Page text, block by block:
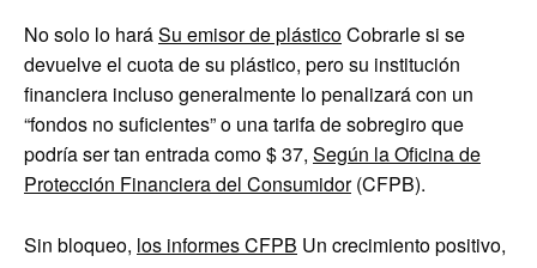
No solo lo haráSu emisor de plásticoCobrarle si se
devuelve el cuota de su plástico, pero su institución
financiera incluso generalmente lo penalizará con un
“fondos no suficientes” o una tarifa de sobregiro que
podría ser tan entrada como $ 37, Según la Oficina de
Protección Financiera del Consumidor(CFPB).
Sin bloqueo, los informes CFPB Un crecimiento positivo,